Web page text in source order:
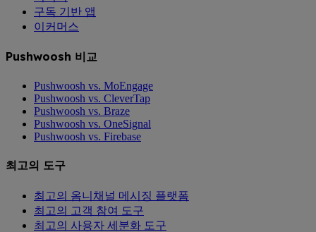
구독 기반 앱
이커머스
Pushwoosh 비교
Pushwoosh vs. MoEngage
Pushwoosh vs. CleverTap
Pushwoosh vs. Braze
Pushwoosh vs. OneSignal
Pushwoosh vs. Firebase
최고의 도구
최고의 옴니채널 메시징 플랫폼
최고의 고객 참여 도구
최고의 사용자 세분화 도구